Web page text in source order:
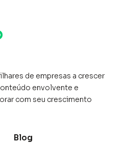
ser tanto uma
uma
Embora
de empresas a crescer
envolvente e
com seu crescimento
Blog